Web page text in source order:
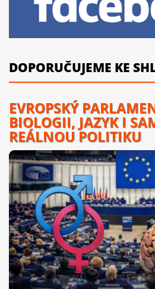
DOPORUČUJEME KE
EVROPSKÝ
BIOLOGII, JAZYK I
REÁLNOU POLITIKU